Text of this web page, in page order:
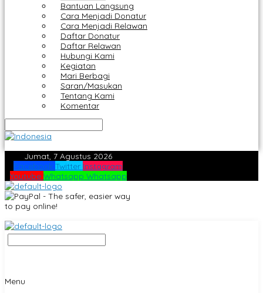
Bantuan Langsung
Cara Menjadi Donatur
Cara Menjadi Relawan
Daftar Donatur
Daftar Relawan
Hubungi Kami
Kegiatan
Mari Berbagi
Saran/Masukan
Tentang Kami
Komentar
Jumat, 7 Agustus 2026
Facebook Twitter Instagram
Youtube Whatsapp Whatsapp
Menu